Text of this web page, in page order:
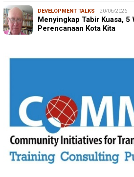
DEVELOPMENT TALKS 20/06/2026
Menyingkap Tabir Kuasa, 5
Perencanaan Kota Kita